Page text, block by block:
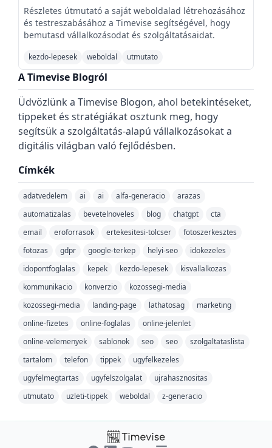
Részletes útmutató a saját weboldalad létrehozásához
és testreszabásához a Timevise segítségével, hogy
bemutasd vállalkozásodat és szolgáltatásaidat.
kezdo-lepesek weboldal utmutato
A Timevise Blogról
Üdvözlünk a Timevise Blogon, ahol betekintéseket,
tippeket és stratégiákat osztunk meg, hogy
segítsük a szolgáltatás-alapú vállalkozásokat a
digitális világban való fejlődésben.
Címkék
adatvedelem ai ai alfa-generacio
arazas
automatizalas
bevetelnoveles blog chatgpt
cta
email
eroforrasok ertekesitesi-tolcser
fotoszerkesztes
fotozas
gdpr google-terkep helyi-seo
idokezeles
idopontfoglalas
kepek kezdo-lepesek
kisvallalkozas
kommunikacio
konverzio
kozossegi-media
kozossegi-media
landing-page lathatosag
marketing
online-fizetes
online-foglalas
online-jelenlet
online-velemenyek
sablonok seo seo
szolgaltataslista
tartalom
telefon tippek
ugyfelkezeles
ugyfelmegtartas
ugyfelszolgalat
ujrahasznositas
utmutato
uzleti-tippek weboldal z-generacio